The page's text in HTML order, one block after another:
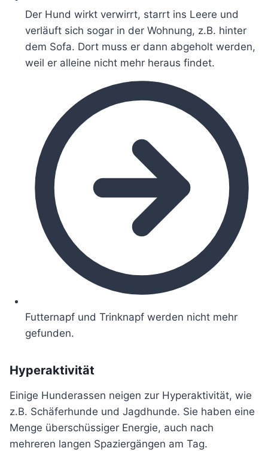
Der Hund wirkt verwirrt, starrt ins Leere und
verläuft sich sogar in der Wohnung, z.B. hinter
dem Sofa. Dort muss er dann abgeholt werden,
weil er alleine nicht mehr heraus findet.
Futternapf und Trinknapf werden nicht mehr
gefunden.
Hyperaktivität
Einige Hunderassen neigen zur Hyperaktivität, wie
z.B. Schäferhunde und Jagdhunde. Sie haben eine
Menge überschüssiger Energie, auch nach
mehreren langen Spaziergängen am Tag.